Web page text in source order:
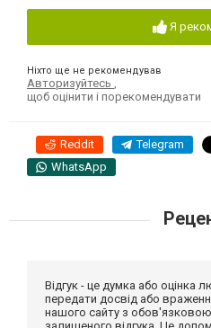
Я
Ніхто ще не рекомендував
Авторизуйтесь ,
щоб оцінити і порекомендувати
Reddit Telegram
WhatsApp
Відгук - це думка або оцінка
передати досвід або
нашого сайту з